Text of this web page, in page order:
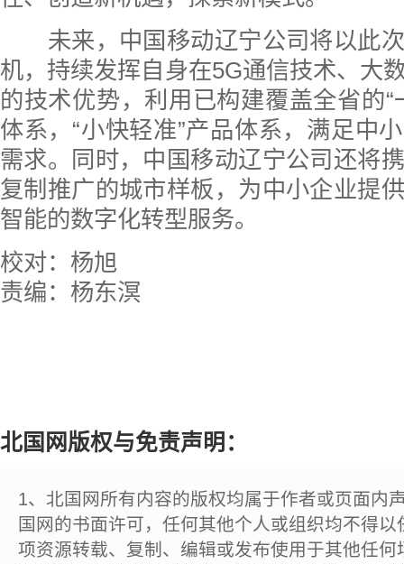
未来，中国移动辽宁公司将以此次
机，持续发挥自身在5G通信技术、大
的技术优势，利用已构建覆盖全省的“
体系，“小快轻准”产品体系，满足中
需求。同时，中国移动辽宁公司还将
复制推广的城市样板，为中小企业提
智能的数字化转型服务。
校对：杨旭
​责编：杨东溟
北国网版权与免责声明：
1、北国网所有内容的版权均属于作者或页面内
国网的书面许可，任何其他个人或组织均不得
项资源转载、复制、编辑或发布使用于其他任